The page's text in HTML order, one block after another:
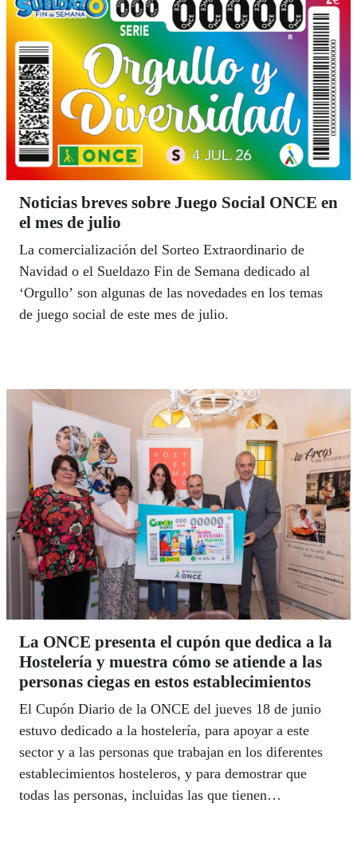
Noticias breves sobre Juego Social ONCE en
el mes de julio
La comercialización del Sorteo Extraordinario de
Navidad o el Sueldazo Fin de Semana dedicado al
‘Orgullo’ son algunas de las novedades en los temas
de juego social de este mes de julio.
La ONCE presenta el cupón que dedica a la
Hostelería y muestra cómo se atiende a las
personas ciegas en estos establecimientos
El Cupón Diario de la ONCE del jueves 18 de junio
estuvo dedicado a la hostelería, para apoyar a este
sector y a las personas que trabajan en los diferentes
establecimientos hosteleros, y para demostrar que
todas las personas, incluidas las que tienen